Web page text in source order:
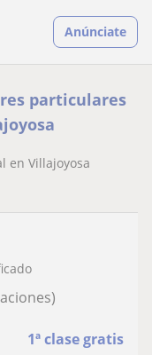
Anúnciate
particulares
en Villajoyosa
1ª clase gratis